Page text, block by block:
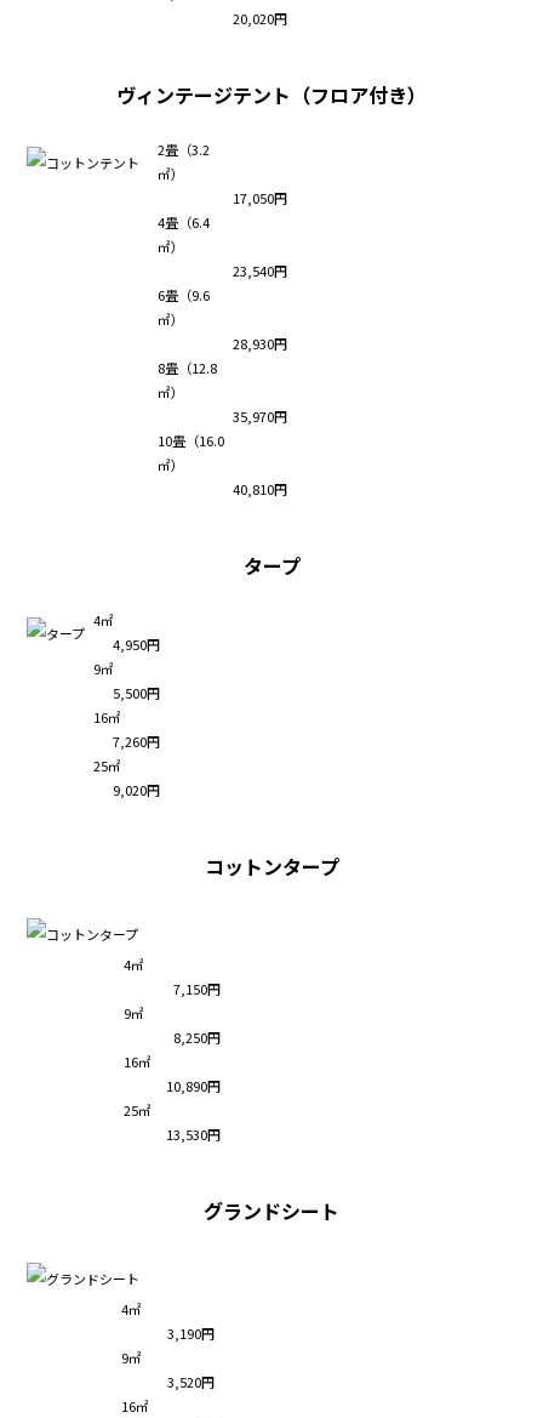
20,020円
ヴィンテージテント（フロア付き）
2畳（3.2
㎡）
17,050円
4畳（6.4
㎡）
23,540円
6畳（9.6
㎡）
28,930円
8畳（12.8
㎡）
35,970円
10畳（16.0
㎡）
40,810円
タープ
4㎡
4,950円
9㎡
5,500円
16㎡
7,260円
25㎡
9,020円
コットンタープ
4㎡
7,150円
9㎡
8,250円
16㎡
10,890円
25㎡
13,530円
グランドシート
4㎡
3,190円
9㎡
3,520円
16㎡